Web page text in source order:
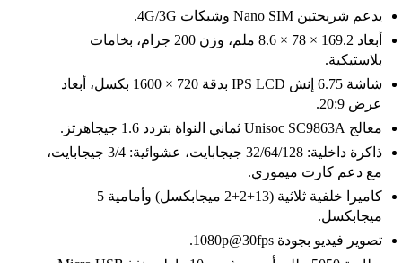
يدعم شريحتين Nano SIM وشبكات 4G/3G.
أبعاد 169.2 × 78 × 8.6 ملم، وزن 200 جرام، بخامات
بلاستيكية.
شاشة 6.75 إنش IPS LCD بدقة 720 × 1600 بكسل، أبعاد
عرض 20:9.
معالج Unisoc SC9863A ثماني النواة بتردد 1.6 جيجاهرتز.
ذاكرة داخلية: 32/64/128 جيجابايت، عشوائية: 3/4 جيجابايت،
مع دعم كارت ميموري.
كاميرا خلفية ثلاثية (13+2+2 ميجابكسل) وأمامية 5
ميجابكسل.
تصوير فيديو بجودة 1080p@30fps.